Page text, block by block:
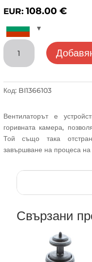
EUR: 108.00 €
количество
Вентилатор
Код: BI1366103
Вентилаторът е
горивната камера,
Той също така
завършване на процеса на
Свързани